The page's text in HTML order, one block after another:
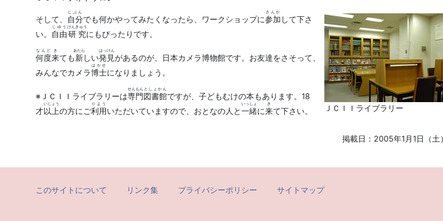
ＪＣＩＩライブラリー
そして、 自分
じぶん
でも何かやってみたくなったら、ワークショップに参加
さんか
して下さ
い。 自由
じゆう
研究
けんきゅう
にもぴったりです。
何度
なんど
来
き
ても新
あたら
しい発見
はっけん
があるのが、日本カメラ博物館です。お友達をさそって、
みんなでカメラ博士
はかせ
になりましょう。
※ＪＣＩＩライブラリーは専門
せんもん
図書館
としょかん
ですが、子どもむけの本もあります。18
才以上
いじょう
の方にご利用
りよう
いただいていますので、おとなの人と一緒
いっしょ
に来
き
て下さい。
掲載日：2005年1月1日（土
このサイトについて リンク集 プライバシーポリシー サイトマップ